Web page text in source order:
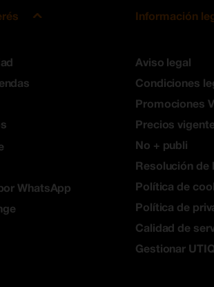
WhatsApp
Información
Aviso legal
Condiciones
Promociones
Precios
No + publi
Resolución de
Política de
Política de
Calidad de
Gestionar